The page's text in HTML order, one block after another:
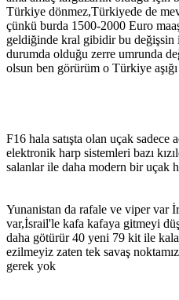
Türkiye dönmez,Türkiyede de
çünkü burda 1500-2000 Euro
geldiğinde kral gibidir bu değişsin
durumda olduğu zerre umrunda
olsun ben görürüm o Türkiye
F16 hala satışta olan uçak sadece
elektronik harp sistemleri bazı
salanlar ile daha modern bir uçak
Yunanistan da rafale ve viper var
var,İsrail'le kafa kafaya gitmeyi
daha götürür 40 yeni 79 kit ile
ezilmeyiz zaten tek savaş
gerek yok